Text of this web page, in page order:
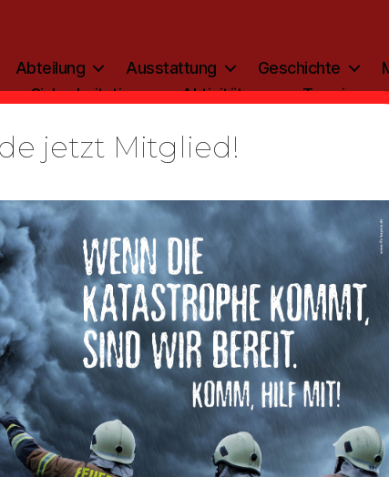
Abteilung Ausstattung Geschichte
Sicherheitstipp
Aktivitäten Termine
um diesen Inhalt einsehen zu
. Kein Mitglied?Werden Sie
jetzt Mitglied!